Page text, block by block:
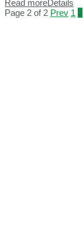
Read more Details
Page 2 of 2 Prev 1 2